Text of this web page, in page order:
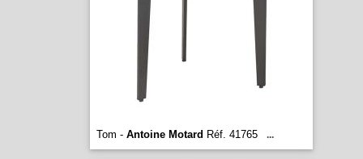
Tom - Antoine Motard Réf. 41765 ...